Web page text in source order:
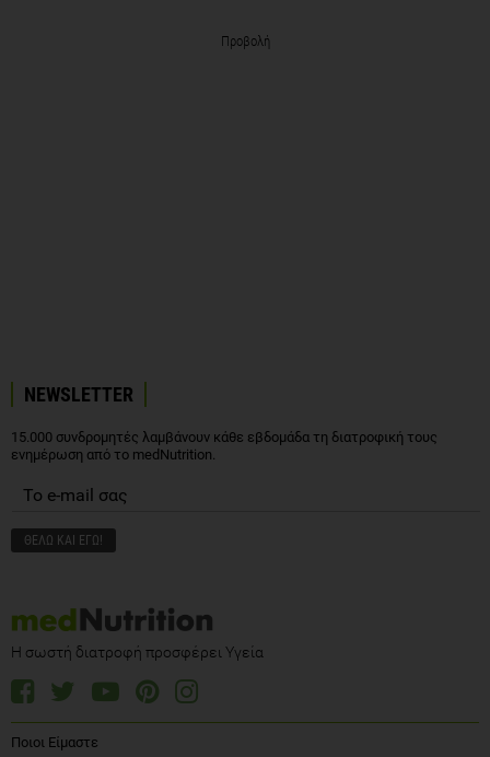
Προβολή
NEWSLETTER
15.000 συνδρομητές λαμβάνουν κάθε εβδομάδα τη διατροφική τους
ενημέρωση από το medNutrition.
Η σωστή διατροφή προσφέρει Υγεία
Ποιοι Είμαστε